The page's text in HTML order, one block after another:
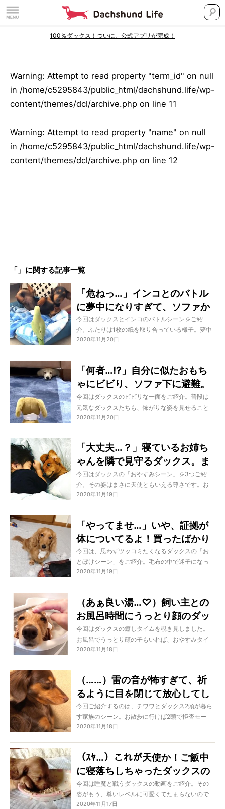
100％ダックス！ついに、公式アプリが完成！
Warning: Attempt to read property "term_id" on null
in /home/c5295843/public_html/dachshund.life/wp-
content/themes/dcl/archive.php on line 11
Warning: Attempt to read property "name" on null
in /home/c5295843/public_html/dachshund.life/wp-
content/themes/dcl/archive.php on line 12
「」に関する記事一覧
「危ねっ…」インコとのバトル
に夢中になりすぎて、ソファか
ら落ちかけるダックスにツッコ
ミ止まらん【動画】
今回はダックスとインコのバトルシーンをご紹
介。ふたりは1枚の紙を取り合っている様子。夢中
になりすぎてソファから転がりかけるダックスと
2020年11月20日
「何者…!?」自分に似たおもち
ゃにビビり、ソファ下に避難。
そのまま出て来ず…もうどうし
よう。【ダックス動画】
今回はダックスのビビリな一面をご紹介。普段は
元気なダックスたちも、怖がりな姿を見せること
もあるのです。その反応がユニークで、思わず笑
2020年11月20日
「大丈夫…？」寝ているお姉ち
ゃんを隣で見守るダックス。ま
るで『人のきょうだい』のよう
で、胸がキュンとした
今回はダックスの「おやすみシーン」を3つご紹
介。その姿はまさに天使ともいえる尊さです。お
疲れの方、どうぞ癒されちゃってください！
2020年11月19日
「やってませ…」いや、証拠が
体についてるよ！買ったばかり
のベッドを秒で破壊したダック
スの嘘がバレバレだ【動画】
今回は、思わずツッコミたくなるダックスの「お
とぼけシーン」をご紹介。毛布の中で迷子になっ
たり、なぜかウインクをしながらクシャミをする
2020年11月19日
（あぁ良い湯…♡）飼い主との
お風呂時間にうっとり顔のダッ
クス。どストレートに癒された
【動画あり】
今回はダックスの癒しタイムを覗き見しました。
お風呂でうっとり顔の子もいれば、おやすみタイ
ムに癒されている子も。そんなダックスたちの姿
2020年11月18日
（……）雷の音が怖すぎて、祈
るように目を閉じて放心してし
まったダックス。心からのエー
ルを送りたい【動画】
今回ご紹介するのは、チワワとダックス2頭が暮ら
す家族のシーン。お散歩に行けば2頭で拒否モー
ド、雷が鳴れば怖がる子がいたり一方では吠えた
2020年11月18日
（ｽﾔ…）これが天使か！ご飯中
に寝落ちしちゃったダックスの
パピーに心丸ごと癒された…
【動画】
今回は睡魔と戦うダックスの動画をご紹介。その
姿がもう、尊いレベルに可愛くてたまらないので
す…。ご飯中に寝てしまうなんてハプニングシーン
2020年11月17日